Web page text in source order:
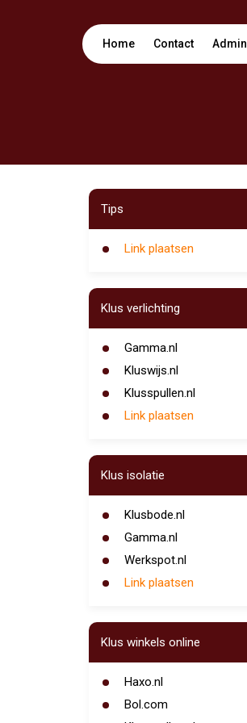
Home Contact Admin
Tips
Link plaatsen
Klus verlichting
Gamma.nl
Kluswijs.nl
Klusspullen.nl
Link plaatsen
Klus isolatie
Klusbode.nl
Gamma.nl
Werkspot.nl
Link plaatsen
Klus winkels online
Haxo.nl
Bol.com